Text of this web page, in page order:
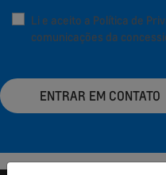
Li e aceito a Política de
comunicações da
ENTRAR EM CONTATO